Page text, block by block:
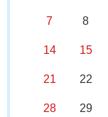
7 8
14 15
21 22
28 29